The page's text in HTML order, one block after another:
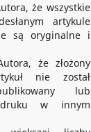
że wszystkie
artykule
są oryginalne i
że złożony
nie został
lub
w innym